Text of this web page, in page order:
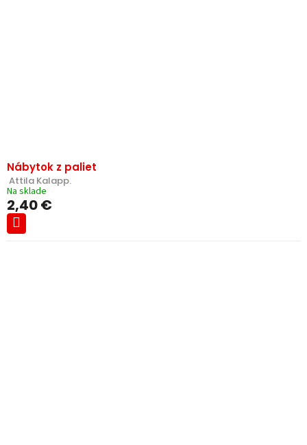
Nábytok z paliet
Attila Kalapp.
Na sklade
2,40 €